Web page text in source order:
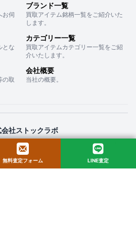
お伺
ブランド一覧
買取アイテム銘柄一覧をご紹介いた
します。
とな
カテゴリー一覧
買取アイテムカテゴリー一覧をご紹
介いたします。
の取
会社概要
当社の概要。
社ストックラボ
２丁目１２−１６ セントフォービル ２０３
All Rights Reserved.
無料査定フォーム LINE査定